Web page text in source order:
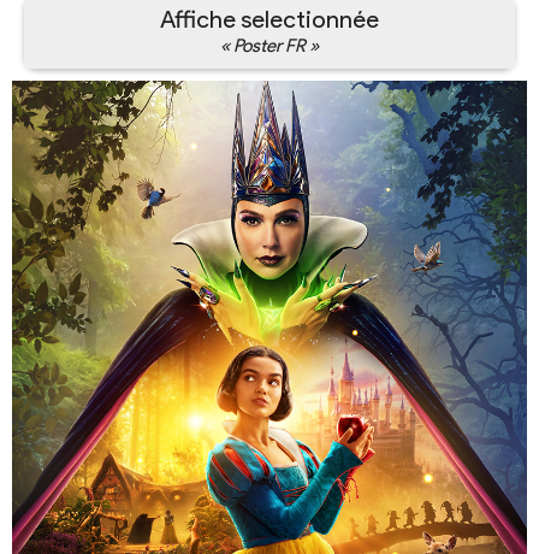
Affiche selectionnée
« Poster FR »